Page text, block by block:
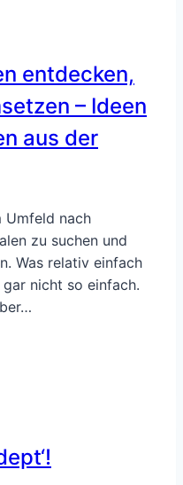
entdecken,
– Ideen
aus der
Umfeld nach
zu suchen und
Was relativ einfach
nicht so einfach.